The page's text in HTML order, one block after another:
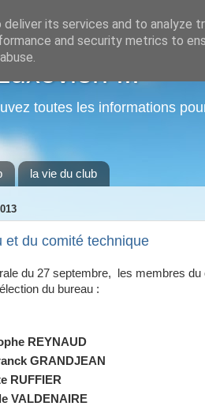
...
toutes les informations
la vie du club
et du comité technique
du 27 septembre, les membres
du bureau :
REYNAUD
GRANDJEAN
RUFFIER
VALDENAIRE
its services and to analyze
and security metrics to